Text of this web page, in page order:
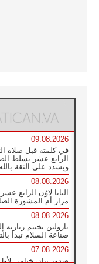
09.08.2026
في كلمته قبل صلاة
الرابع عشر يسلط
ويشدد على الثقة بالله
08.08.2026
البابا لاوُن الرابع
مزار أم المشورة
08.08.2026
بارولين يختتم
صناعة السلام تبدأ
07.08.2026
صدور بيان ختامي